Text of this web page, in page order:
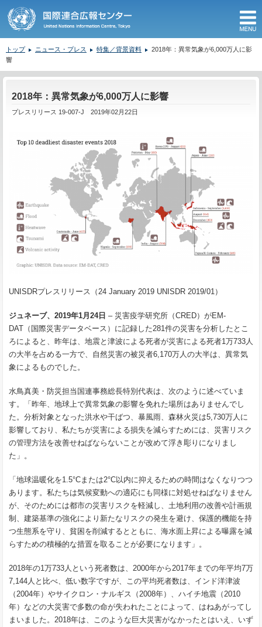
トップ ニュース・プレス 特集／背景資料
2018年：異常気象が6,000万人に影
響
2018年：異常気象が6,000万人に影響
プレスリリース 19-007-J 2019年02月22日
UNISDRプレスリリース（24 January 2019 UNISDR 2019/01）
ジュネーブ、2019年1月24日 – 災害疫学研究所（CRED）がEM-
DAT（国際災害データベース）に記録した281件の災害を分析したとこ
ろによると、昨年は、地震と津波による死者が災害による死者1万733人
の大半を占める一方で、自然災害の被災者6,170万人の大半は、異常気
象によるものでした。
水鳥真美・防災担当国連事務総長特別代表は、次のように述べていま
す。「昨年、地球上で異常気象の影響を免れた場所はありませんでし
た。分析対象となった洪水や干ばつ、暴風雨、森林火災は5,730万人に
影響しており、私たちが災害による損失を減らすためには、災害リスク
の管理方法を改善せねばならないことが改めて浮き彫りになりまし
た」。
「地球温暖化を1.5°Cまたは2°C以内に抑えるための時間はなくなりつつ
あります。私たちは気候変動への適応にも同様に対処せねばなりません
が、そのためには都市の災害リスクを軽減し、土地利用の改善や計画規
制、建築基準の強化により新たなリスクの発生を避け、保護的機能を持
つ生態系を守り、貧困を削減するとともに、海水面上昇による曝露を減
らすための積極的な措置を取ることが必要になります」。
2018年の1万733人という死者数は、2000年から2017年までの年平均7万
7,144人と比べ、低い数字ですが、この平均死者数は、インド洋津波
（2004年）やサイクロン・ナルギス（2008年）、ハイチ地震（2010
年）などの大災害で多数の命が失われたことによって、はねあがってし
まいました。2018年は、このような巨大災害がなかったとはいえ、いず